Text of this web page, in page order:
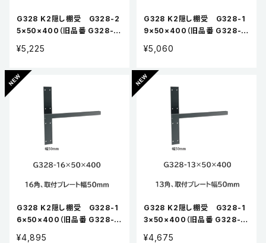
G328 K2隠し棚受 G328-2
5×50×400（旧品番 G328-2
¥5,225
G328 K2隠し棚受 G328-1
9×50×400（旧品番 G328-1
¥5,060
G328 K2隠し棚受 G328-1
6×50×400（旧品番 G328-1
¥4,895
G328 K2隠し棚受 G328-1
3×50×400（旧品番 G328-13
¥4,675